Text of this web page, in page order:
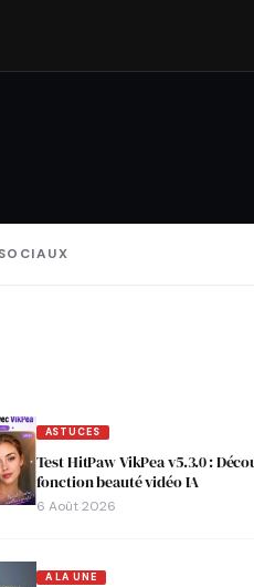
ASTUCES
Test HitPaw VikPea v5.3.0 :
fonction beauté vidéo IA
6 Août 2026
A LA UNE